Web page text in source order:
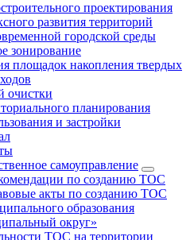
проектирования
развития территорий
городской среды
зонирование
площадок накопления твердых
очистки
планирования
и застройки
самоуправление
по созданию ТОС
акты по созданию ТОС
образования
округ»
ТОС на территории